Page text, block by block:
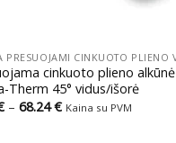
cinkuoto plieno alkūnė
Therm 45° vidus/išorė
– 68.24€Price
Kaina su PVM